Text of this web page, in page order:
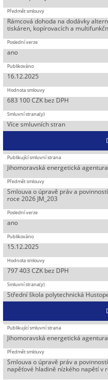
Rámcová dohoda na dodávky
tiskáren, kopírovacích a
ano
16.12.2025
683 100 CZK bez DPH
Více smluvních stran
Jihomoravská energetická
Smlouva o úpravě práv a
roce 2026 JM_203
ano
15.12.2025
797 403 CZK bez DPH
Střední škola polytechnická
Jihomoravská energetická
Smlouva o úpravě práv a
napěťové hladině nízkého napětí v